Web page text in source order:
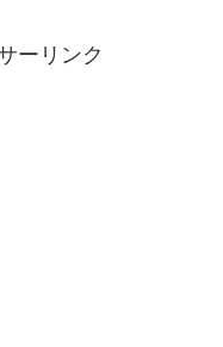
ーリンク